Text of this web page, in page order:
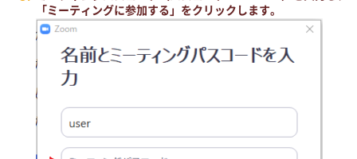
「ミーティングに参加する」をクリックします。